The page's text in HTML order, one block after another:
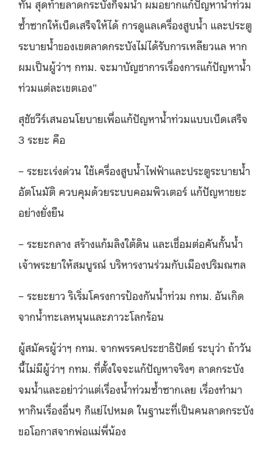
ทัน สุดท้ายลาดกระบังก็จมน้ำ ผมอยากแก้ปัญหาน้ำท่วม
ซ้ำซากให้เบ็ดเสร็จให้ได้ การดูแลเครื่องสูบน้ำ และประตู
ระบายน้ำของเขตลาดกระบังไม่ได้รับการเหลียวแล หาก
ผมเป็นผู้ว่าฯ กทม. จะมาบัญชาการเรื่องการแก้ปัญหาน้ำ
ท่วมแต่ละเขตเอง”
สุชัชวีร์เสนอนโยบายเพื่อแก้ปัญหาน้ำท่วมแบบเบ็ดเสร็จ
3 ระยะ คือ
– ระยะเร่งด่วน ใช้เครื่องสูบน้ำไฟฟ้าและประตูระบายน้ำ
อัตโนมัติ ควบคุมด้วยระบบคอมพิวเตอร์ แก้ปัญหาขยะ
อย่างยั่งยืน
– ระยะกลาง สร้างแก้มลิงใต้ดิน และเชื่อมต่อคันกั้นน้ำ
เจ้าพระยาให้สมบูรณ์ บริหารงานร่วมกับเมืองปริมณฑล
– ระยะยาว ริเริ่มโครงการป้องกันน้ำท่วม กทม. อันเกิด
จากน้ำทะเลหนุนและภาวะโลกร้อน
ผู้สมัครผู้ว่าฯ กทม. จากพรรคประชาธิปัตย์ ระบุว่า ถ้าวัน
นี้ไม่มีผู้ว่าฯ กทม. ที่ตั้งใจจะแก้ปัญหาจริงๆ ลาดกระบัง
จมน้ำและอย่าว่าแต่เรื่องน้ำท่วมซ้ำซากเลย เรื่องทำมา
หากินเรื่องอื่นๆ ก็แย่ไปหมด ในฐานะที่เป็นคนลาดกระบัง
ขอโอกาสจากพ่อแม่พี่น้อง